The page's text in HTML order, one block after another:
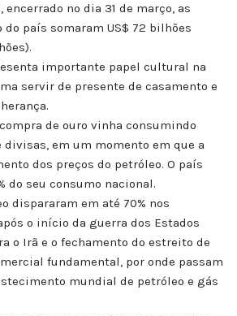
no dia 31 de março, as
país somaram US$ 72 bilhões
importante papel cultural na
servir de presente de casamento e
de ouro vinha consumindo
em um momento em que a
dos preços do petróleo. O país
do seu consumo nacional.
dispararam em até 70% nos
o início da guerra dos Estados
o Irã e o fechamento do estreito de
fundamental, por onde passam
mundial de petróleo e gás